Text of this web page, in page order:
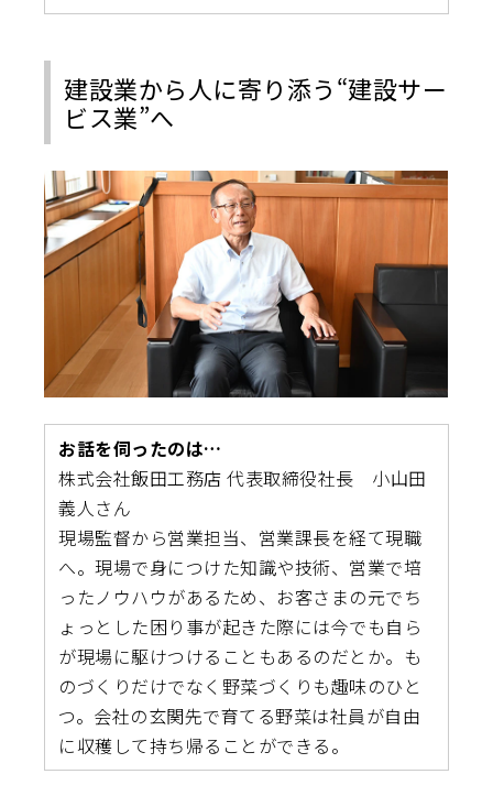
建設業から人に寄り添う“建設サー
ビス業”へ
お話を伺ったのは…
株式会社飯田工務店 代表取締役社長 小山田
義人さん
現場監督から営業担当、営業課長を経て現職
へ。現場で身につけた知識や技術、営業で培
ったノウハウがあるため、お客さまの元でち
ょっとした困り事が起きた際には今でも自ら
が現場に駆けつけることもあるのだとか。も
のづくりだけでなく野菜づくりも趣味のひと
つ。会社の玄関先で育てる野菜は社員が自由
に収穫して持ち帰ることができる。